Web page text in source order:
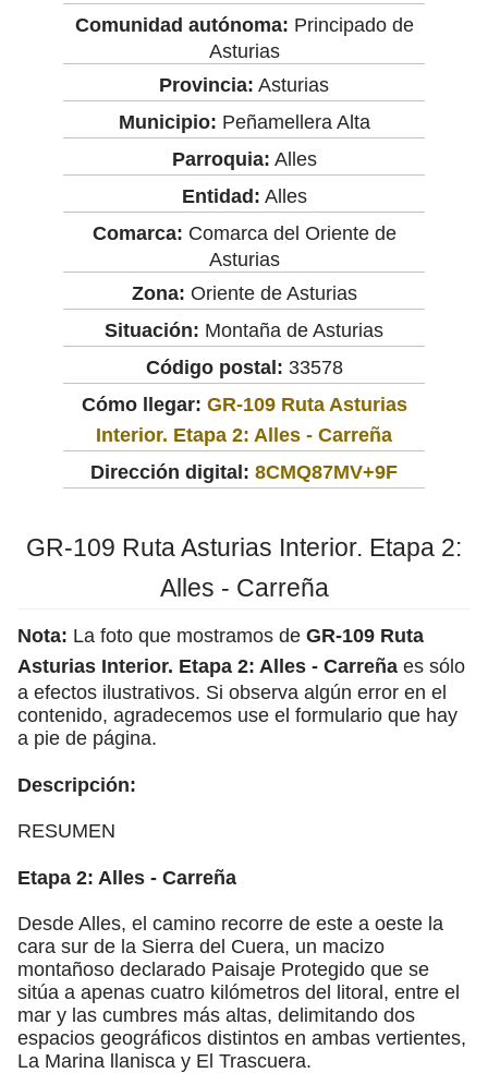
Comunidad autónoma: Principado de
Asturias
Provincia: Asturias
Municipio: Peñamellera Alta
Parroquia: Alles
Entidad: Alles
Comarca: Comarca del Oriente de
Asturias
Zona: Oriente de Asturias
Situación: Montaña de Asturias
Código postal: 33578
Cómo llegar: GR-109 Ruta Asturias
Interior. Etapa 2: Alles - Carreña
Dirección digital: 8CMQ87MV+9F
GR-109 Ruta Asturias Interior. Etapa 2:
Alles - Carreña
Nota: La foto que mostramos de GR-109 Ruta
Asturias Interior. Etapa 2: Alles - Carreña es sólo
a efectos ilustrativos. Si observa algún error en el
contenido, agradecemos use el formulario que hay
a pie de página.
Descripción:
RESUMEN
Etapa 2: Alles - Carreña
Desde Alles, el camino recorre de este a oeste la
cara sur de la Sierra del Cuera, un macizo
montañoso declarado Paisaje Protegido que se
sitúa a apenas cuatro kilómetros del litoral, entre el
mar y las cumbres más altas, delimitando dos
espacios geográficos distintos en ambas vertientes,
La Marina llanisca y El Trascuera.